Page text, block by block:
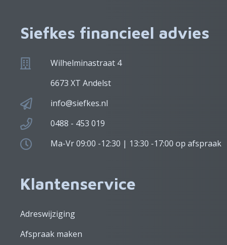
Siefkes financieel advies
Wilhelminastraat 4
6673 XT Andelst
info@siefkes.nl
0488 - 453 019
Ma-Vr 09:00 -12:30 | 13:30 -17:00 op afspraak
Klantenservice
Adreswijziging
Afspraak maken